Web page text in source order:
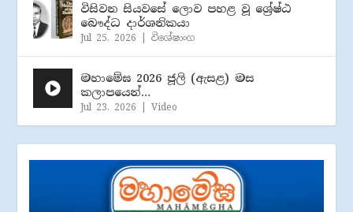
විසිවන සියවසේ ලොව පහළ වූ ශ්‍රේෂ්ඨ
බෞද්ධ දාර්ශනිකයා
Jul 25, 2026 |විශේෂාංග
මහාමේඝ 2026 ජූලි (​ඇසළ) මස
කලාපයෙන්…
Jul 23, 2026 |Video